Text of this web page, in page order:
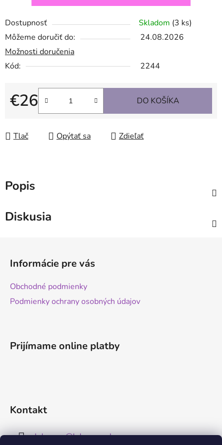
Dostupnosť Skladom (3 ks)
Môžeme doručiť do:
24.08.2026
Možnosti doručenia
Kód:
2244
€26
Jednotková cena:
DO KOŠÍKA
Tlač Opýtať sa Zdieľať
Popis
Diskusia
Informácie pre vás
Obchodné podmienky
Podmienky ochrany osobných údajov
Prijímame online platby
Kontakt
kdreams@kdreams.sk